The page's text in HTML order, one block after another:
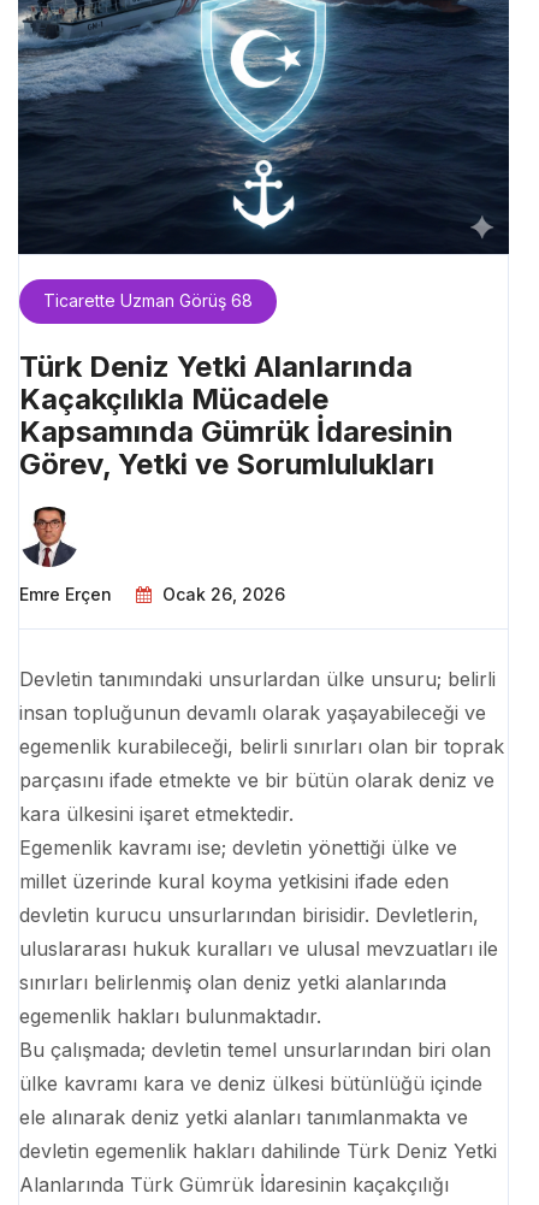
Ticarette Uzman Görüş 68
Türk Deniz Yetki Alanlarında
Kaçakçılıkla Mücadele
Kapsamında Gümrük İdaresinin
Görev, Yetki ve Sorumlulukları
Emre Erçen Ocak 26, 2026
Devletin tanımındaki unsurlardan ülke unsuru; belirli
insan topluğunun devamlı olarak yaşayabileceği ve
egemenlik kurabileceği, belirli sınırları olan bir toprak
parçasını ifade etmekte ve bir bütün olarak deniz ve
kara ülkesini işaret etmektedir.
Egemenlik kavramı ise; devletin yönettiği ülke ve
millet üzerinde kural koyma yetkisini ifade eden
devletin kurucu unsurlarından birisidir. Devletlerin,
uluslararası hukuk kuralları ve ulusal mevzuatları ile
sınırları belirlenmiş olan deniz yetki alanlarında
egemenlik hakları bulunmaktadır.
Bu çalışmada; devletin temel unsurlarından biri olan
ülke kavramı kara ve deniz ülkesi bütünlüğü içinde
ele alınarak deniz yetki alanları tanımlanmakta ve
devletin egemenlik hakları dahilinde Türk Deniz Yetki
Alanlarında Türk Gümrük İdaresinin kaçakçılığı